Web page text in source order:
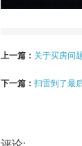
上一篇： 关于买房问
下一篇： 扫雷到了最